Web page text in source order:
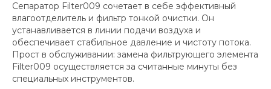
Сепаратор Filter009 сочетает в себе эффективный
влагоотделитель и фильтр тонкой очистки. Он
устанавливается в линии подачи воздуха и
обеспечивает стабильное давление и чистоту потока.
Прост в обслуживании: замена фильтрующего элемента
Filter009 осуществляется за считанные минуты без
специальных инструментов.